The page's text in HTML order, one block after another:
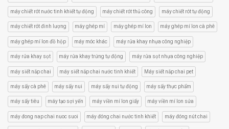
máy chiết rót nước tinh khiết tự động máy chiết rót thủ công máy chiết rót tự động
máy chiết rót đinh lượng máy ghép mí máy ghép mí lon máy ghép mí lon cà phê
máy ghép mí lon đồ hộp máy móc khác máy rửa khay nhựa công nghiệp
máy rửa khay sọt máy rửa khay trứng tự động máy rửa sọt nhựa công nghiệp
máy siết nắp chai máy siết nắp chai nước tinh khiết Máy siết nắp chai pet
máy sấy cà phê máy sấy nui máy sấy nui tự động máy sấy thực phẩm
máy sấy tiêu máy tạo sợi yến máy viền mí lon giấy máy viền mí lon sửa
máy đong nap chai nuoc suoi máy đóng chai nước tinh khiết máy đóng nút chai